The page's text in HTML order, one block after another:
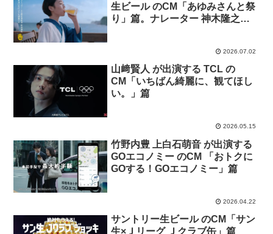
生ビール のCM「あゆみさんと祭
り」篇。ナレーター 神木隆之
2026.07.02
山﨑賢人 が出演する TCL の
CM「いちばん綺麗に、観てほし
い。」篇
2026.05.15
竹野内豊 上白石萌音 が出演する
GOエコノミー のCM 「おトクに
GOする！GOエコノミー」篇
2026.04.22
サントリー生ビール のCM「サン
生×Ｊリーグ Ｊクラブ缶」篇